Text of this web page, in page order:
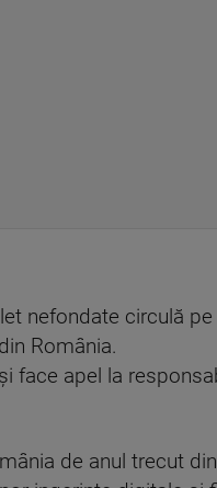
nefondate circulă
România.
face apel la
de anul trecut